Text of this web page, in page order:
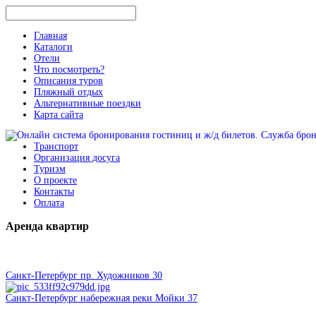
Главная
Каталоги
Отели
Что посмотреть?
Описания туров
Пляжный отдых
Альтернативные поездки
Карта сайта
Транспорт
Организация досуга
Туризм
О проекте
Контакты
Оплата
Аренда квартир
Санкт-Петербург пр. Художников 30
Санкт-Петербург набережная реки Мойки 37